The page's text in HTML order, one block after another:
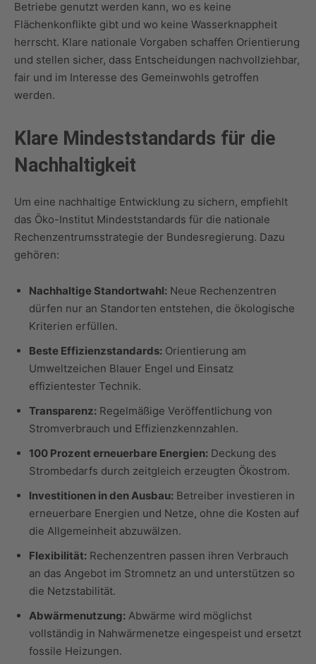
Betriebe genutzt werden kann, wo es keine
Flächenkonflikte gibt und wo keine Wasserknappheit
herrscht. Klare nationale Vorgaben schaffen Orientierung
und stellen sicher, dass Entscheidungen nachvollziehbar,
fair und im Interesse des Gemeinwohls getroffen
werden.
Klare Mindeststandards für die
Nachhaltigkeit
Um eine nachhaltige Entwicklung zu sichern, empfiehlt
das Öko-Institut Mindeststandards für die nationale
Rechenzentrumsstrategie der Bundesregierung. Dazu
gehören:
Nachhaltige Standortwahl: Neue Rechenzentren
dürfen nur an Standorten entstehen, die ökologische
Kriterien erfüllen.
Beste Effizienzstandards: Orientierung am
Umweltzeichen Blauer Engel und Einsatz
effizientester Technik.
Transparenz: Regelmäßige Veröffentlichung von
Stromverbrauch und Effizienzkennzahlen.
100 Prozent erneuerbare Energien: Deckung des
Strombedarfs durch zeitgleich erzeugten Ökostrom.
Investitionen in den Ausbau: Betreiber investieren in
erneuerbare Energien und Netze, ohne die Kosten auf
die Allgemeinheit abzuwälzen.
Flexibilität: Rechenzentren passen ihren Verbrauch
an das Angebot im Stromnetz an und unterstützen so
die Netzstabilität.
Abwärmenutzung: Abwärme wird möglichst
vollständig in Nahwärmenetze eingespeist und ersetzt
fossile Heizungen.